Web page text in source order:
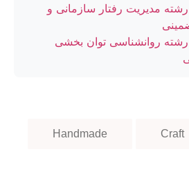
رشته مدیریت رفتار سازمانی و
رشته روانشناسی توان بخشی
Craft
Handmade